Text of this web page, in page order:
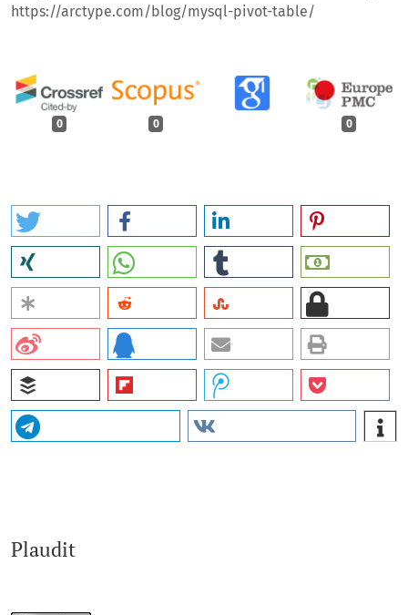
0 0 0
Plaudit
https://arctype.com/blog/mysql-pivot-table/